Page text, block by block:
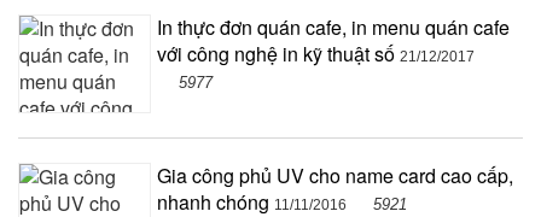
In thực đơn quán cafe, in menu quán cafe
với công nghệ in kỹ thuật số 21/12/2017
5977
Gia công phủ UV cho name card cao cấp,
nhanh chóng 11/11/2016 5921